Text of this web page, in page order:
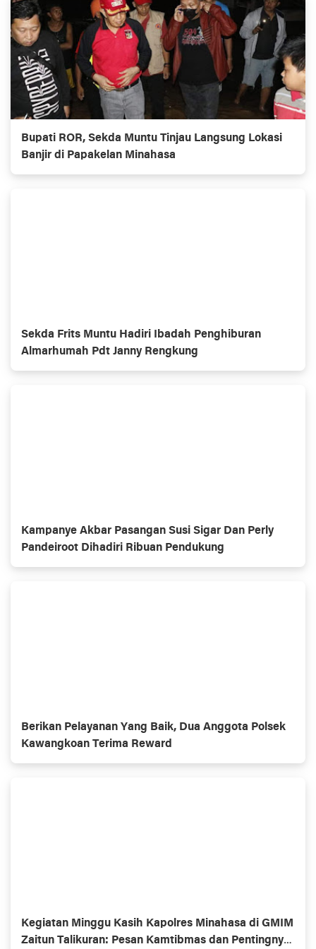
Bupati ROR, Sekda Muntu Tinjau Langsung Lokasi
Banjir di Papakelan Minahasa
Sekda Frits Muntu Hadiri Ibadah Penghiburan
Almarhumah Pdt Janny Rengkung
Kampanye Akbar Pasangan Susi Sigar Dan Perly
Pandeiroot Dihadiri Ribuan Pendukung
Berikan Pelayanan Yang Baik, Dua Anggota Polsek
Kawangkoan Terima Reward
Kegiatan Minggu Kasih Kapolres Minahasa di GMIM
Zaitun Talikuran: Pesan Kamtibmas dan Pentingnya